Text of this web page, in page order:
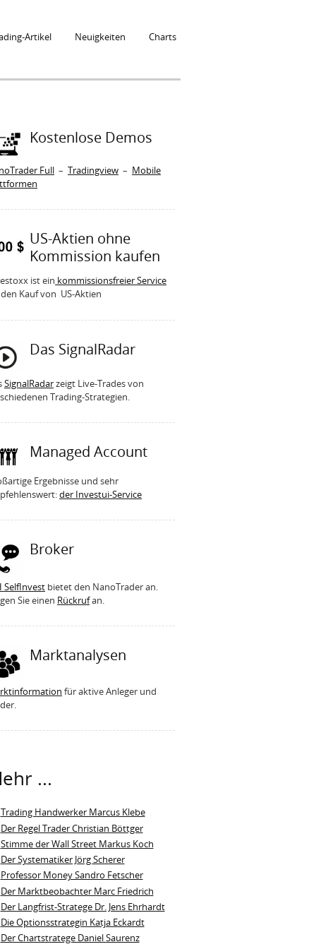
Artikel Neuigkeiten Charts
Kostenlose Demos
Full – Tradingview – Mobile
US-Aktien ohne
Kommission kaufen
ist ein kommissionsfreier Service
Kauf von US-Aktien
Das SignalRadar
SignalRadarzeigt Live-Trades von
Trading-Strategien.
Managed Account
Ergebnisse und sehr
der Investui-Service
Broker
SelfInvest bietet den NanoTrader an.
Sie einen Rückrufan.
Marktanalysen
für aktive Anleger und
...
Trading Handwerker Marcus Klebe
Der Regel Trader Christian Böttger
Stimme der Wall Street Markus Koch
Der Systematiker Jörg Scherer
Professor Money Sandro Fetscher
Der Marktbeobachter Marc Friedrich
Der Langfrist-Stratege Dr. Jens Ehrhardt
Die Optionsstrategin Katja Eckardt
Der Chartstratege Daniel Saurenz